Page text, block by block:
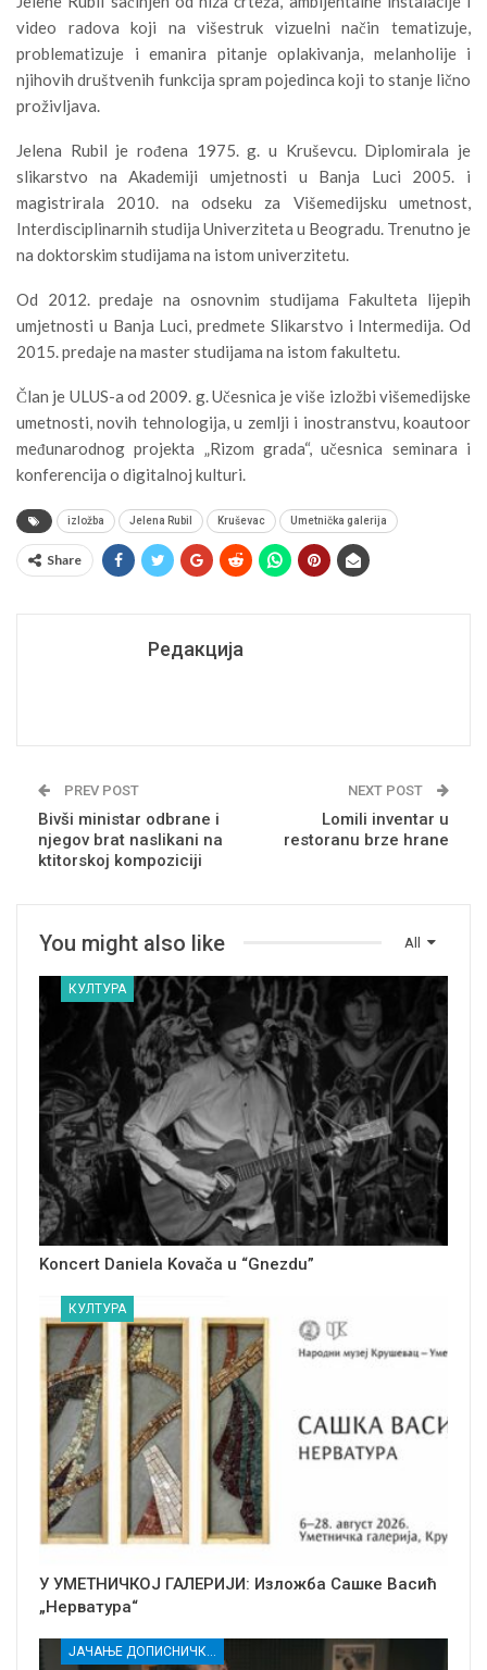
video radova koji na višestruk vizuelni način tematizuje,
problematizuje i emanira pitanje oplakivanja, melanholije i
njihovih društvenih funkcija spram pojedinca koji to stanje lično
proživljava.
Jelena Rubil je rođena 1975. g. u Kruševcu. Diplomirala je
slikarstvo na Akademiji umjetnosti u Banja Luci 2005. i
magistrirala 2010. na odseku za Višemedijsku umetnost,
Interdisciplinarnih studija Univerziteta u Beogradu. Trenutno je
na doktorskim studijama na istom univerzitetu.
Od 2012. predaje na osnovnim studijama Fakulteta lijepih
umjetnosti u Banja Luci, predmete Slikarstvo i Intermedija. Od
2015. predaje na master studijama na istom fakultetu.
Član je ULUS-a od 2009. g. Učesnica je više izložbi višemedijske
umetnosti, novih tehnologija, u zemlji i inostranstvu, koautoor
međunarodnog projekta „Rizom grada“, učesnica seminara i
konferencija o digitalnoj kulturi.
izložba Jelena Rubil Kruševac Umetnička galerija
Share
Редакција
PREV POST
Bivši ministar odbrane i
njegov brat naslikani na
ktitorskoj kompoziciji
NEXT POST
Lomili inventar u
restoranu brze hrane
All
You might also like
КУЛТУРА
Koncert Daniela Kovača u “Gnezdu”
КУЛТУРА
У УМЕТНИЧКОЈ ГАЛЕРИЈИ: Изложба Сашке Васић
„Нерватура“
ЈАЧАЊЕ ДОПИСНИЧКЕ МРЕЖЕ НЕЗАВИСНИХ МЕДИЈА У РАСИНСКОМ ОКРУГУ